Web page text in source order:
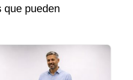
que pueden